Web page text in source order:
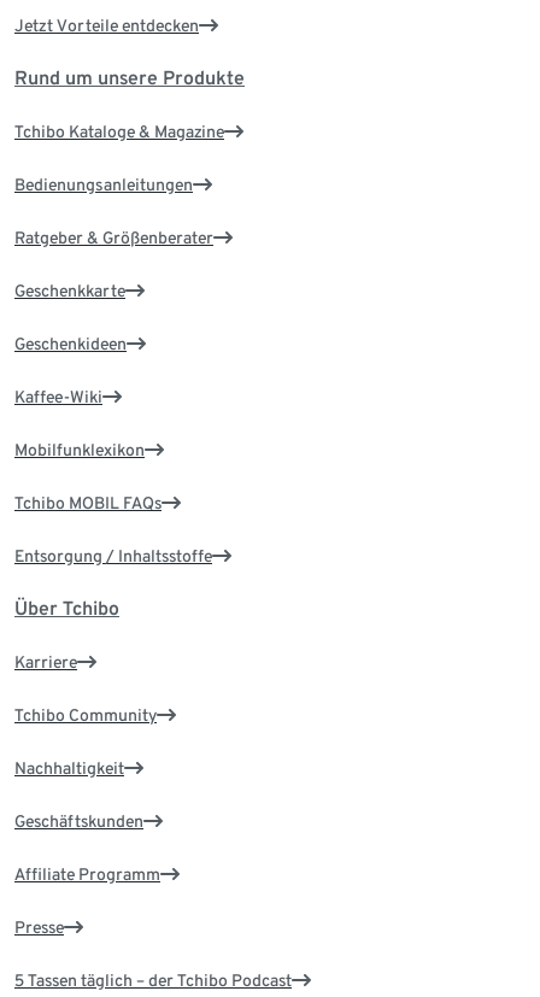
Jetzt Vorteile entdecken
Rund um unsere Produkte
Tchibo Kataloge & Magazine
Bedienungsanleitungen
Ratgeber & Größenberater
Geschenkkarte
Geschenkideen
Kaffee-Wiki
Mobilfunklexikon
Tchibo MOBIL FAQs
Entsorgung / Inhaltsstoffe
Über Tchibo
Karriere
Tchibo Community
Nachhaltigkeit
Geschäftskunden
Affiliate Programm
Presse
5 Tassen täglich – der Tchibo Podcast